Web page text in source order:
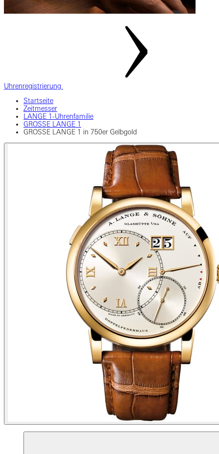
Uhrenregistrierung
Startseite
Zeitmesser
LANGE 1-Uhrenfamilie
GROSSE LANGE 1
GROSSE LANGE 1 in 750er Gelbgold